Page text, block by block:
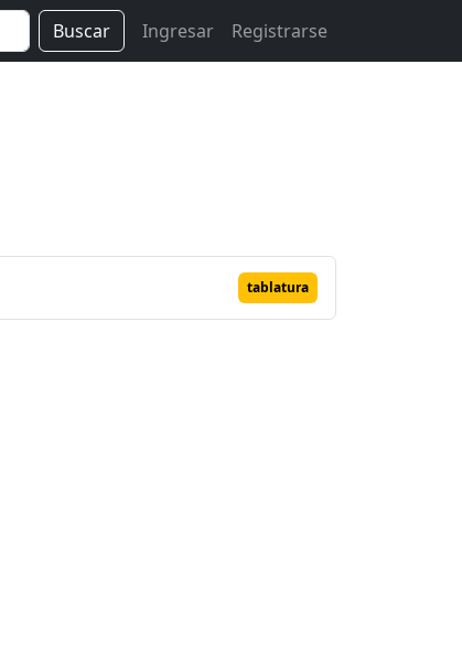
Buscar Ingresar Registrarse
tablatura